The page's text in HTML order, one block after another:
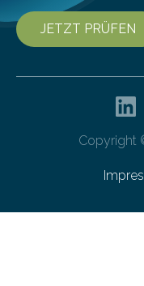
JETZT PRÜFEN
Copyright